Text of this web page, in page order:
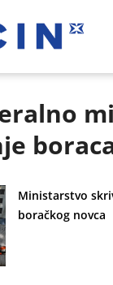
Ministarstvo
boračkog novca